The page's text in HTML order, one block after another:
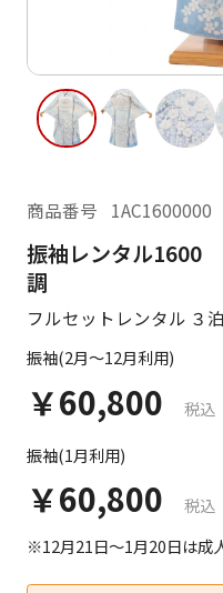
4
9 10 11
16
17 18
現在選択してい
ご利用される方
商品番号 1AC1600000
振袖レンタル1600
調
フルセットレンタル ３
振袖(2月～12月利用)
￥60,800
税込
振袖(1月利用)
￥60,800
税込
※12月21日～1月20日は成